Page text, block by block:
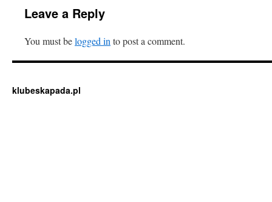
Leave a Reply
You must belogged in to post a comment.
klubeskapada.pl